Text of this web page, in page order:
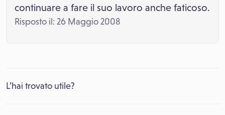
continuare a fare il suo lavoro anche faticoso.
Risposto il: 26 Maggio 2008
L’hai trovato utile?